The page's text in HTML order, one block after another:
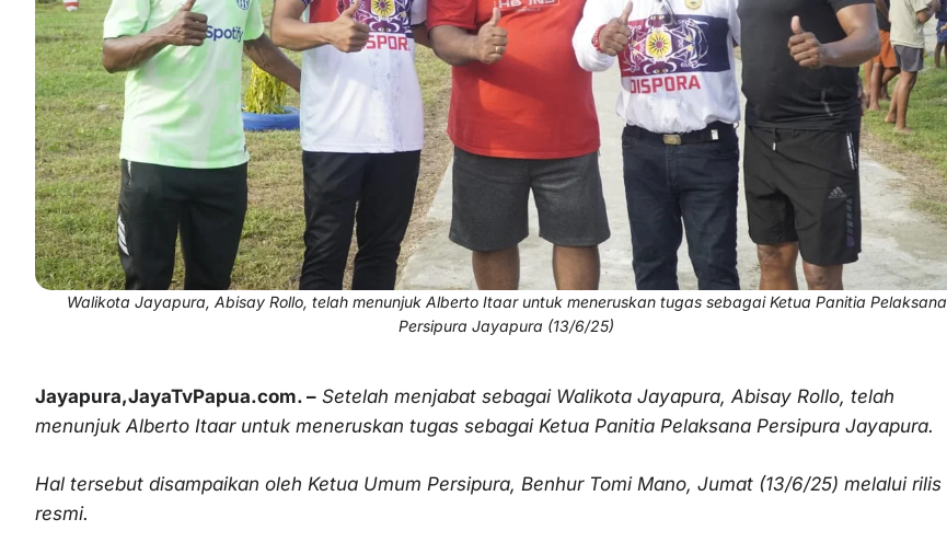
Walikota Jayapura, Abisay Rollo, telah menunjuk Alberto Itaar untuk meneruskan tugas sebagai Ketua Panitia Pelaksana
Persipura Jayapura (13/6/25)
Jayapura,JayaTvPapua.com. – Setelah menjabat sebagai Walikota Jayapura, Abisay Rollo, telah
menunjuk Alberto Itaar untuk meneruskan tugas sebagai Ketua Panitia Pelaksana Persipura Jayapura.
Hal tersebut disampaikan oleh Ketua Umum Persipura, Benhur Tomi Mano, Jumat (13/6/25) melalui rilis
resmi.